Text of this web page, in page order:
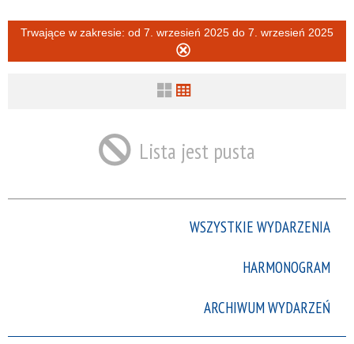
Szukana fraza
Kategoria
Trwające w
—
Trwające w zakresie: od 7. wrzesień 2025 do 7. wrzesień 2025
filtr
Lista jest pusta
WSZYSTKIE WYDARZENIA
HARMONOGRAM
ARCHIWUM WYDARZEŃ